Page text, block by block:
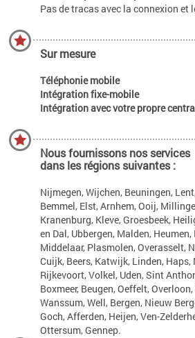
Pas de tracas avec la connexion et
Sur mesure
Téléphonie mobile
Intégration fixe-mobile
Intégration avec votre propre
Nous fournissons nos services
dans les régions suivantes :
Nijmegen, Wijchen, Beuningen,
Bemmel, Elst, Arnhem, Ooij,
Kranenburg, Kleve, Groesbeek,
en Dal, Ubbergen, Malden,
Middelaar, Plasmolen, Overasselt,
Cuijk, Beers, Katwijk, Linden,
Rijkevoort, Volkel, Uden, Sint
Boxmeer, Beugen, Oeffelt,
Wanssum, Well, Bergen, Nieuw
Goch, Afferden, Heijen, Ven-
Ottersum, Gennep.